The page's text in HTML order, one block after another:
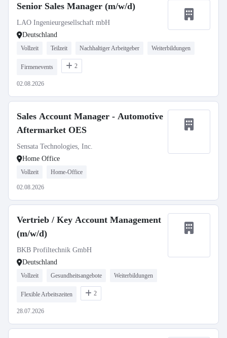
Senior Sales Manager (m/w/d)
LAO Ingenieurgesellschaft mbH
Deutschland
Vollzeit Teilzeit Nachhaltiger Arbeitgeber Weiterbildungen
Firmenevents 2
02.08.2026
Sales Account Manager - Automotive
Aftermarket OES
Sensata Technologies, Inc.
Home Office
Vollzeit Home-Office
02.08.2026
Vertrieb / Key Account Management
(m/w/d)
BKB Profiltechnik GmbH
Deutschland
Vollzeit Gesundheitsangebote Weiterbildungen
Flexible Arbeitszeiten 2
28.07.2026